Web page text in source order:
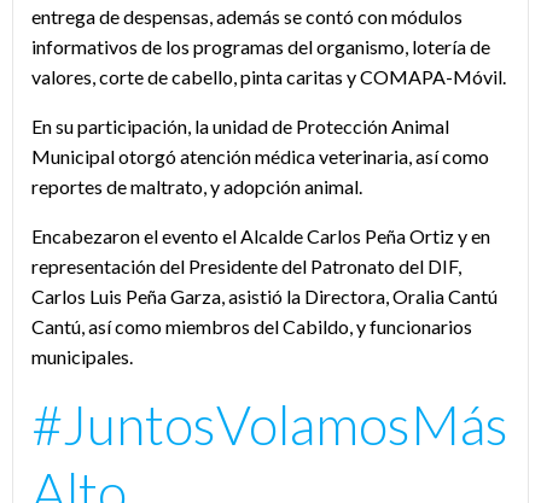
entrega de despensas, además se contó con módulos
informativos de los programas del organismo, lotería de
valores, corte de cabello, pinta caritas y COMAPA-Móvil.
En su participación, la unidad de Protección Animal
Municipal otorgó atención médica veterinaria, así como
reportes de maltrato, y adopción animal.
Encabezaron el evento el Alcalde Carlos Peña Ortiz y en
representación del Presidente del Patronato del DIF,
Carlos Luis Peña Garza, asistió la Directora, Oralia Cantú
Cantú, así como miembros del Cabildo, y funcionarios
municipales.
#JuntosVolamosMás